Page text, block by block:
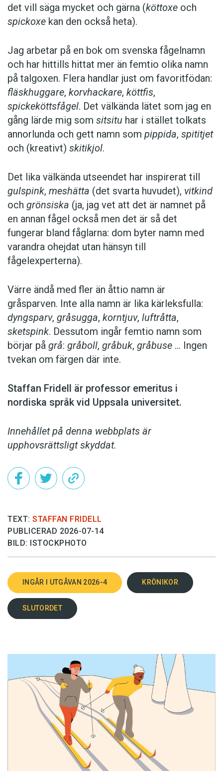
det vill säga mycket och gärna (köttoxe och
spickoxe kan den också heta).
Jag arbetar på en bok om svenska fågelnamn
och har hittills hittat mer än femtio olika namn
på talgoxen. Flera handlar just om favoritfödan:
fläskhuggare, korvhackare, köttfis,
spickeköttsfågel. Det välkända lätet som jag en
gång lärde mig som sitsitu har i stället tolkats
annorlunda och gett namn som pippida, spititjet
och (kreativt) skitikjol.
Det lika välkända utseendet har inspirerat till
gulspink, meshätta (det svarta huvudet), vitkind
och grönsiska (ja, jag vet att det är namnet på
en ­annan fågel också men det är så det
fungerar bland fåglarna: dom byter namn med
var­andra ohejdat utan hänsyn till
fågelexperterna).
Värre ändå med fler än åttio namn är
gråsparven. Inte alla namn är lika kärleks­fulla:
dyngsparv, gråsugga, korntjuv, luftråtta,
sketspink. Dessutom ingår femtio namn som
börjar på grå: gråboll, gråbuk, gråbuse … Ingen
tvekan om färgen där inte.
Staffan Fridell är ­professor ­emeritus i
nordiska språk vid ­Uppsala universitet.
Innehållet på denna webbplats är
upphovsrättsligt skyddat.
TEXT: STAFFAN FRIDELL
PUBLICERAD 2026-07-14
BILD: ISTOCKPHOTO
INGÅR I UTGÅVAN 2026-4 KRÖNIKOR
SLUTORDET